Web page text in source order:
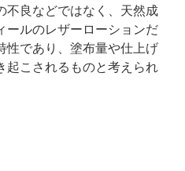
不良などではなく、天然成
ールのレザーローションだ
性であり、塗布量や仕上げ
起こされるものと考えられ